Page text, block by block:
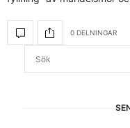
0 DELNINGAR